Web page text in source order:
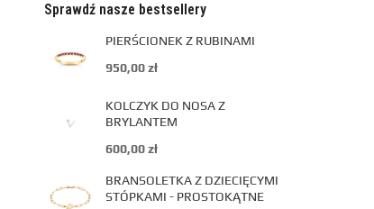
Sprawdź nasze bestsellery
PIERŚCIONEK Z RUBINAMI
950,00zł
KOLCZYK DO NOSA Z
BRYLANTEM
600,00zł
BRANSOLETKA Z DZIECIĘCYMI
STÓPKAMI - PROSTOKĄTNE